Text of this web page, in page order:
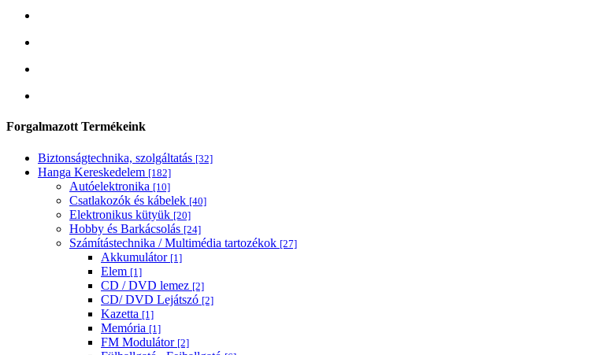
Forgalmazott Termékeink
Biztonságtechnika, szolgáltatás [32]
Hanga Kereskedelem [182]
Autóelektronika [10]
Csatlakozók és kábelek [40]
Elektronikus kütyük [20]
Hobby és Barkácsolás [24]
Számítástechnika / Multimédia tartozékok [27]
Akkumulátor [1]
Elem [1]
CD / DVD lemez [2]
CD/ DVD Lejátszó [2]
Kazetta [1]
Memória [1]
FM Modulátor [2]